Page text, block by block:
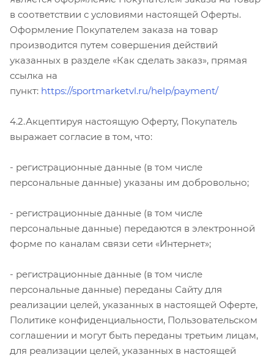
в соответствии с условиями настоящей Оферты.
Оформление Покупателем заказа на товар
производится путем совершения действий
указанных в разделе «Как сделать заказ», прямая
ссылка на
пункт: https://sportmarketvl.ru/help/payment/
4.2.Акцептируя настоящую Оферту, Покупатель
выражает согласие в том, что:
- регистрационные данные (в том числе
персональные данные) указаны им добровольно;
- регистрационные данные (в том числе
персональные данные) передаются в электронной
форме по каналам связи сети «Интернет»;
- регистрационные данные (в том числе
персональные данные) переданы Сайту для
реализации целей, указанных в настоящей Оферте,
Политике конфиденциальности, Пользовательском
соглашении и могут быть переданы третьим лицам,
для реализации целей, указанных в настоящей